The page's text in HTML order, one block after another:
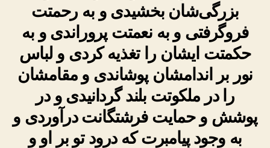
بزرگی‌شان بخشیدی و به رحمتت
فروگرفتی و به نعمتت پروراندی و به
حکمتت ایشان را تغذیه کردی و لباس
نور بر اندامشان پوشاندی و مقامشان
را در ملکوتت بلند گردانیدی و در
پوشش و حمایت فرشتگانت درآوردی و
به وجود پیامبرت که درود تو بر او و